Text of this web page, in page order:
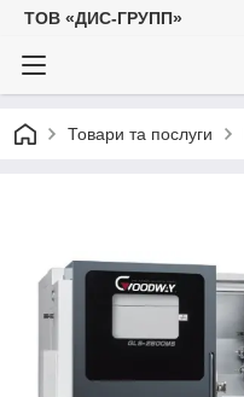
ТОВ «ДИС-ГРУПП»
Товари та послуги